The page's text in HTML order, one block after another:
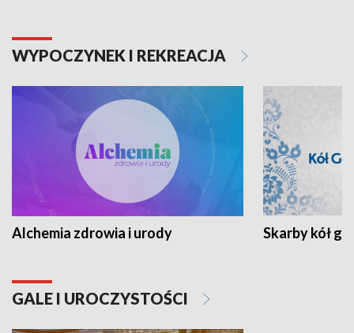
WYPOCZYNEK I REKREACJA
Alchemia zdrowia i urody Skarby kół
GALE I UROCZYSTOŚCI